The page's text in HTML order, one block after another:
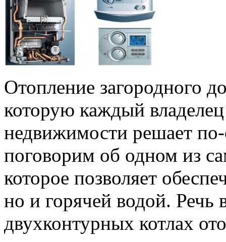
Отопление загородного
которую каждый
недвижимости решает
поговорим об одном из
которое позволяет
но и горячей водой. Речь
двухконтурных котлах